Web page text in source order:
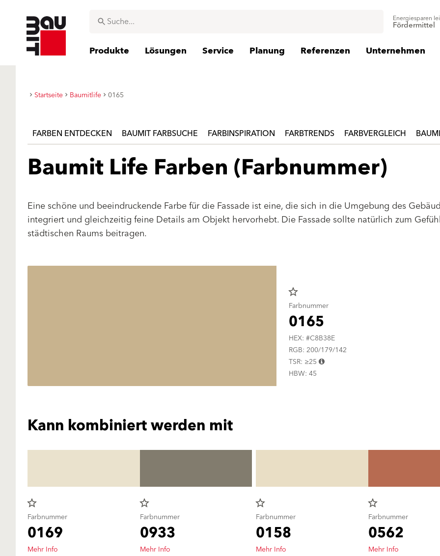
Energiesparen
Fördermittel
Produkte Lösungen Service Planung Referenzen Unternehmen
Startseite Baumitlife 0165
FARBEN ENTDECKEN BAUMIT FARBSUCHE FARBINSPIRATION FARBTRENDS FARBVERGLEICH
Baumit Life Farben (Farbnummer)
Eine schöne und beeindruckende Farbe für die Fassade ist eine, die sich in die Umgebung des
integriert und gleichzeitig feine Details am Objekt hervorhebt. Die Fassade sollte natürlich zum
städtischen Raums beitragen.
star_border
Farbnummer
0165
HEX: #C8B38E
RGB: 200/179/142
TSR: ≥25
HBW: 45
Kann kombiniert werden mit
star_border
Farbnummer
0169
Mehr Info
star_border
Farbnummer
0933
Mehr Info
star_border
Farbnummer
0158
Mehr Info
star_border
Farbnummer
0562
Mehr Info